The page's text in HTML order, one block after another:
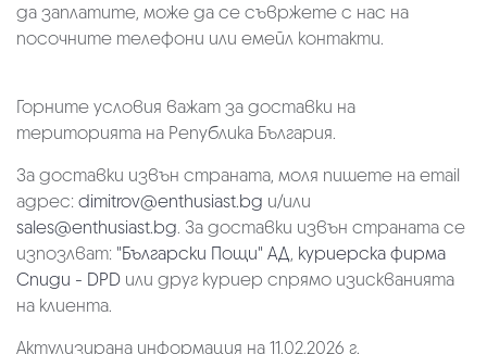
да заплатите, може да се съвржете с нас на
посочните телефони или емейл контакти.
Горните условия важат за доставки на
територията на Република България.
За доставки извън страната, моля пишете на email
адрес: dimitrov@enthusiast.bg и/или
sales@enthusiast.bg. За доставки извън страната се
изпозлват: "Български Пощи" АД, куриерска фирма
Спиди - DPD или друг куриер спрямо изискванията
на клиента.
Актулизирана информация на 11.02.2026 г.